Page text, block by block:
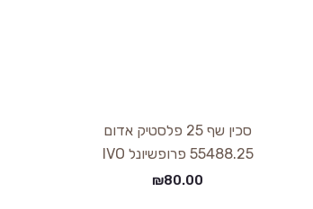
סכין שף 25 פלסטיק אדום
55488.25 פרופשיונל IVO
₪80.00